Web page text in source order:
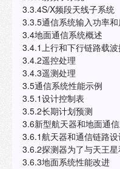
3.3.4S/X频段天线子系统
3.3.5通信系统输入功率
3.4地面通信系统概述
3.4.1上行和下行链路载
3.4.2遥控处理
3.4.3遥测处理
3.5通信系统性能示例
3.5.1设计控制表
3.5.2长期计划预测
3.6新型航天器和地面通
3.6.1航天器和通信链路
3.6.2探测器为了与天王
3.6.3地面系统性能改进